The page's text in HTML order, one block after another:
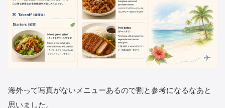
海外って写真がないメニューあるので割と参考になるなあと
思いました。